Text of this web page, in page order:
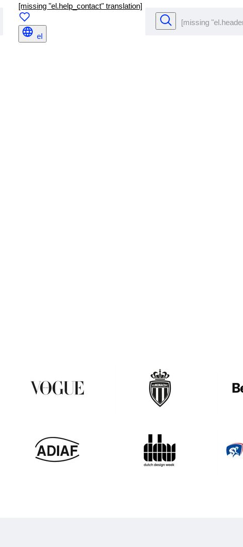
[missing "el.help_contact" translation]
el